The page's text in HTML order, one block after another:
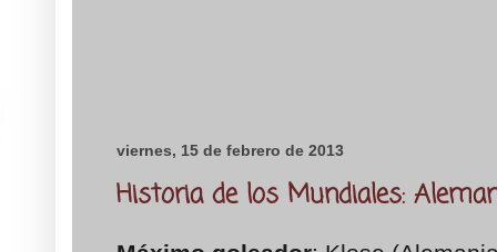
viernes, 15 de febrero de 2013
Historia de los Mundiales: